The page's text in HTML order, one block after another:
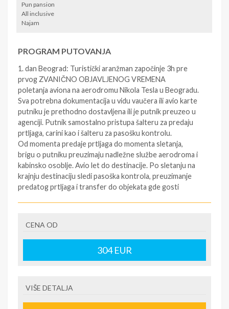
Pun pansion
All inclusive
Najam
PROGRAM PUTOVANJA
1. dan Beograd: Turistički aranžman započinje 3h pre
prvog ZVANIČNO OBJAVLJENOG VREMENA
poletanja aviona na aerodromu Nikola Tesla u Beogradu.
Sva potrebna dokumentacija u vidu vaučera ili avio karte
putniku je prethodno dostavljena ili je putnik preuzeo u
agenciji. Putnik samostalno pristupa šalteru za predaju
prtljaga, carini kao i šalteru za pasošku kontrolu.
Od momenta predaje prtljaga do momenta sletanja,
brigu o putniku preuzimaju nadležne službe aerodroma i
kabinsko osoblje. Avio let do destinacije. Po sletanju na
krajnju destinaciju sledi pasoška kontrola, preuzimanje
predatog prtljaga i transfer do objekata gde gosti
obaviti najbliže moguće i može se obaviti autobusom,
mini busom, taksijem ili drugim vozilom, kao i
kombinacijom više vrsta prevoza, a u zavisnosti od
udaljenosti i razuđenosti izabranog smeštaja. Na
drugim vozilom. Raspored soba određuje isključivo
CENA OD
304EUR
VIŠE DETALJA